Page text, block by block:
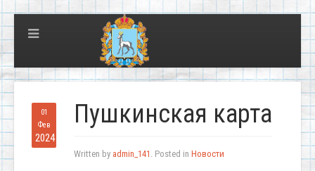
01
Фев
2024
Пушкинская карта
Written by admin_141 . Posted in Новости